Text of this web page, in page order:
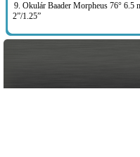
9. Okulár Baader Morpheus 76° 6.5
2”/1.25”